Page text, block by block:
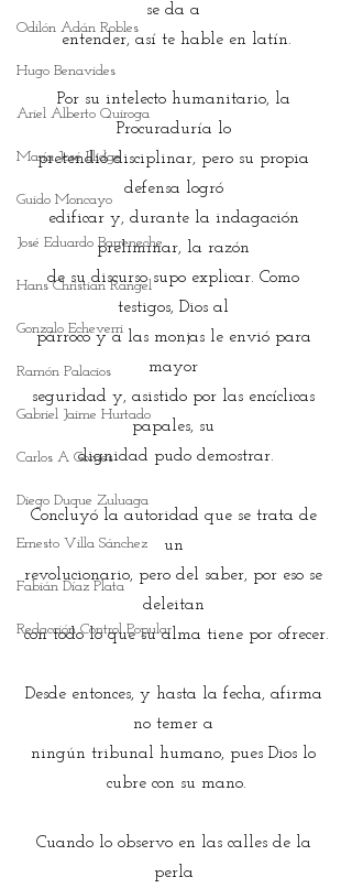
Odilón Adán Robles
Hugo Benavides
Ariel Alberto Quiroga
María José Illidge
Guido Moncayo
José Eduardo Barreneche
Hans Christian Rangel
Gonzalo Echeverri
Ramón Palacios
Gabriel Jaime Hurtado
Carlos A Gomes
Diego Duque Zuluaga
Ernesto Villa Sánchez
Fabián Díaz Plata
Redacción Control Popular
se da a
entender, así te hable en latín.
Por su intelecto humanitario, la
Procuraduría lo
pretendió disciplinar, pero su propia
defensa logró
edificar y, durante la indagación
preliminar, la razón
de su discurso supo explicar. Como
testigos, Dios al
párroco y a las monjas le envió para
mayor
seguridad y, asistido por las encíclicas
papales, su
dignidad pudo demostrar.
Concluyó la autoridad que se trata de
un
revolucionario, pero del saber, por eso se
deleitan
con todo lo que su alma tiene por ofrecer.
Desde entonces, y hasta la fecha, afirma
no temer a
ningún tribunal humano, pues Dios lo
cubre con su mano.
Cuando lo observo en las calles de la
perla